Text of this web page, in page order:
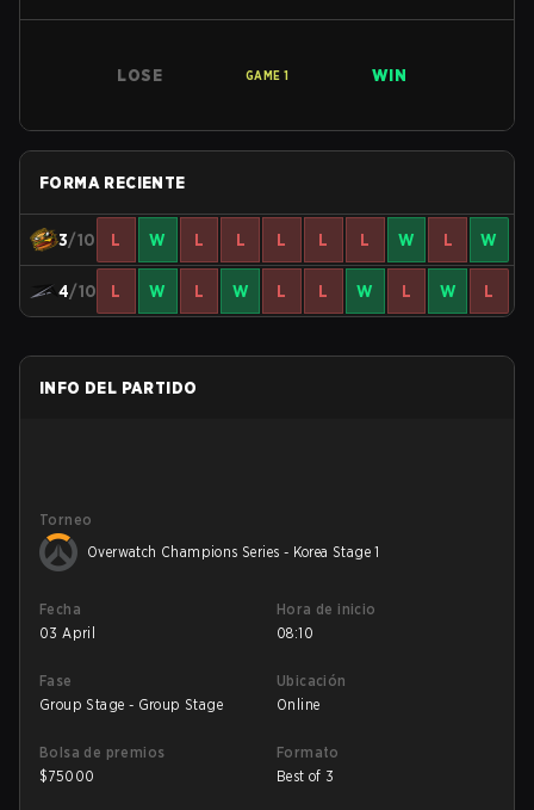
LOSE GAME 1 WIN
FORMA RECIENTE
3/10 L W L L L L L W L W
4/10 L W L W L L W L W L
INFO DEL PARTIDO
Torneo
Overwatch Champions Series - Korea Stage 1
Fecha
03 April
Hora de inicio
08:10
Fase
Group Stage - Group Stage
Ubicación
Online
Bolsa de premios
$75000
Formato
Best of 3